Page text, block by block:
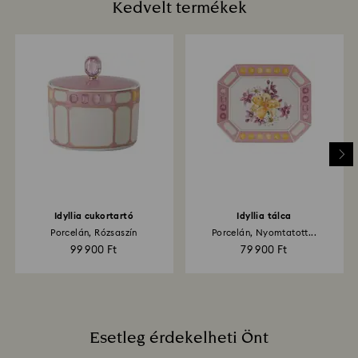
feldolgozása?
Amint beérkezik hozzánk a visszáru, regisztráljuk,
Önt pedig e-mailben értesítjük, ha a csomag
feldolgozásra került. A pénzvisszatérítés ezt követen
az Ön pénzügyi intézetének útmutatásától függően
akár 3-7 munkanapot is igénybe vehet. A jóváírás
ugyanazzal a módszerrel történik, ahogyan a
Kedvelt termékek
Idyllia cukortartó
Porcelán, Rózsaszín
99 900 Ft
Idyllia tálca
Porcelán, Nyomtatott...
79 900 Ft
Esetleg érdekelheti Önt